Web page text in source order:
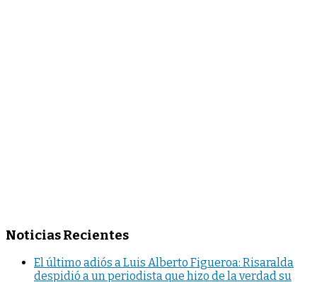
Noticias Recientes
El último adiós a Luis Alberto Figueroa: Risaralda
despidió a un periodista que hizo de la verdad su